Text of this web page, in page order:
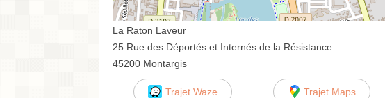
La Raton Laveur
25 Rue des Déportés et Internés de la Résistance
45200 Montargis
Trajet Waze Trajet Maps